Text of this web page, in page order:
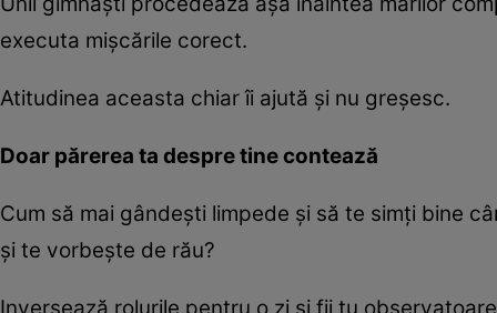
executa mişcările corect.
Atitudinea aceasta chiar îi ajută şi nu greşesc.
Doar părerea ta despre tine contează
Cum să mai gândeşti limpede şi să te simţi bine
şi te vorbeşte de rău?
Inversează rolurile pentru o zi şi fii tu